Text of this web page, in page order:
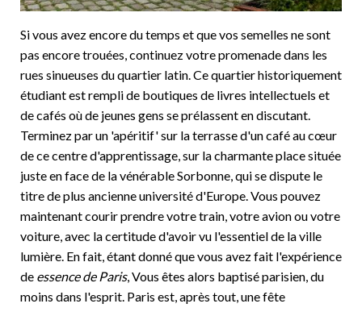
Si vous avez encore du temps et que vos semelles ne sont
pas encore trouées, continuez votre promenade dans les
rues sinueuses du quartier latin. Ce quartier historiquement
étudiant est rempli de boutiques de livres intellectuels et
de cafés où de jeunes gens se prélassent en discutant.
Terminez par un 'apéritif' sur la terrasse d'un café au cœur
de ce centre d'apprentissage, sur la charmante place située
juste en face de la vénérable Sorbonne, qui se dispute le
titre de plus ancienne université d'Europe. Vous pouvez
maintenant courir prendre votre train, votre avion ou votre
voiture, avec la certitude d'avoir vu l'essentiel de la ville
lumière. En fait, étant donné que vous avez fait l'expérience
de essence de Paris, Vous êtes alors baptisé parisien, du
moins dans l'esprit. Paris est, après tout, une fête